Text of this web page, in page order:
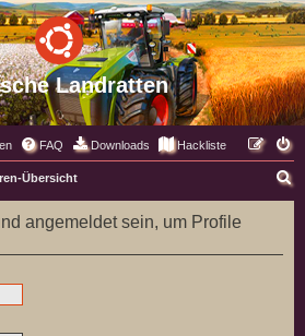
Landratten
FAQ Downloads Hackliste
Übersicht
u
angemeldet sein, um Profile